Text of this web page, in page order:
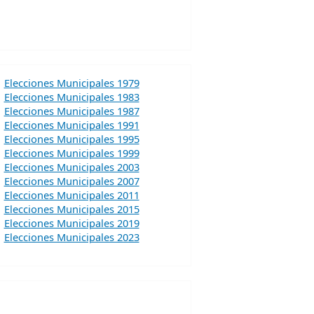
Elecciones Municipales 1979
Elecciones Municipales 1983
Elecciones Municipales 1987
Elecciones Municipales 1991
Elecciones Municipales 1995
Elecciones Municipales 1999
Elecciones Municipales 2003
Elecciones Municipales 2007
Elecciones Municipales 2011
Elecciones Municipales 2015
Elecciones Municipales 2019
Elecciones Municipales 2023